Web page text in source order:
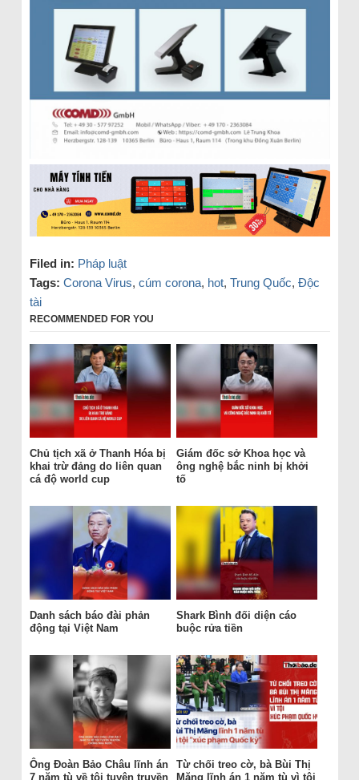
Filed in: Pháp luật
Tags: Corona Virus, cúm corona, hot, Trung Quốc, Độc
tài
RECOMMENDED FOR YOU
Chủ tịch xã ở Thanh Hóa bị
khai trừ đảng do liên quan
cá độ world cup
Giám đốc sở Khoa học và
ông nghệ bắc ninh bị khởi
tố
Danh sách báo đài phản
động tại Việt Nam
Shark Bình đối diện cáo
buộc rửa tiền
Ông Đoàn Bảo Châu lĩnh án
7 năm tù về tội tuyên truyền
Từ chối treo cờ, bà Bùi Thị
Măng lĩnh án 1 năm tù vì tội